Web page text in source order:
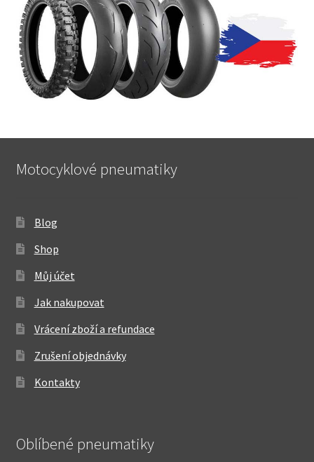
Motocyklové pneumatiky
Blog
Shop
Můj účet
Jak nakupovat
Vrácení zboží a refundace
Zrušení objednávky
Kontakty
Oblíbené pneumatiky